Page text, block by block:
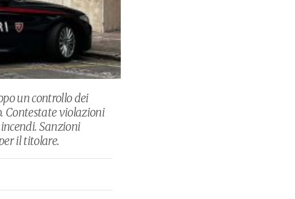
un controllo dei
Contestate violazioni
Sanzioni
il titolare.